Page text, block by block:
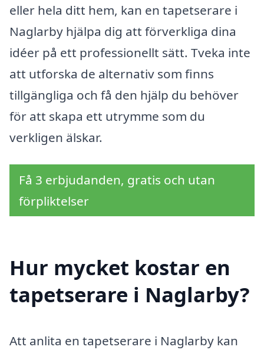
eller hela ditt hem, kan en tapetserare i
Naglarby hjälpa dig att förverkliga dina
idéer på ett professionellt sätt. Tveka inte
att utforska de alternativ som finns
tillgängliga och få den hjälp du behöver
för att skapa ett utrymme som du
verkligen älskar.
Få 3 erbjudanden, gratis och utan
förpliktelser
Hur mycket kostar en
tapetserare i Naglarby?
Att anlita en tapetserare i Naglarby kan